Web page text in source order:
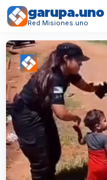
garupa.uno
Red Misiones.uno